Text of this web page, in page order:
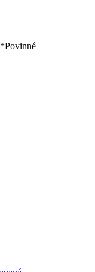
*Povinné